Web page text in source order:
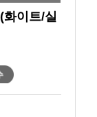
이트/실